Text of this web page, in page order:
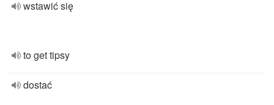
wstawić się
to get tipsy
dostać